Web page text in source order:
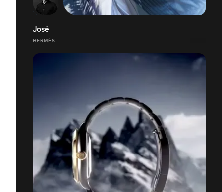
José
HERMÈS